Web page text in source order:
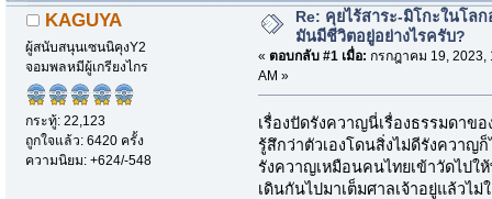
KAGUYA
ผู้สนับสนุนเซนนิคุงY2
จอมพลหมีผู้เกรียงไกร
กระทู้: 22,123
ถูกใจแล้ว: 6420 ครั้ง
ความนิยม: +624/-548
Re: คุยไร้สาระ-มิโกะในโลก
มันมีชีวิตอยู่อย่างไรครับ?
« ตอบกลับ #1 เมื่อ: กรกฎาคม 19, 2023,
AM »
เรื่องปัดรังควาญนี่เรื่องธรรมดา
รู้สึกว่าตัวเองโดนสิ่งไม่ดีรังควาญ
รังควาญเหมือนคนไทยเข้าวัดไป
เดินกันไปมาเต็มศาลเจ้าอยู่แล้วไม่